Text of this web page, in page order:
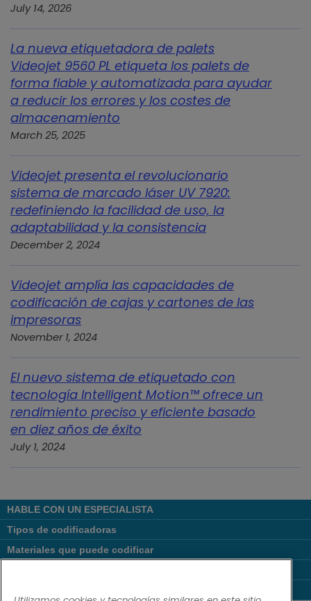
July 14, 2026
La nueva etiquetadora de palets
Videojet 9560 PL etiqueta los palets de
forma fiable y automatizada para ayudar
a reducir los errores y los costes de
almacenamiento
March 25, 2025
Videojet presenta el revolucionario
sistema de marcado láser UV 7920:
redefiniendo la facilidad de uso, la
adaptabilidad y la consistencia
December 2, 2024
Videojet amplía las capacidades de
codificación de cajas y cartones de las
impresoras
November 1, 2024
El nuevo sistema de etiquetado con
tecnología Intelligent Motion™ ofrece un
rendimiento preciso y eficiente basado
en diez años de éxito
July 1, 2024
HABLE CON UN ESPECIALISTA
Tipos de codificadoras
Materiales que puede codificar